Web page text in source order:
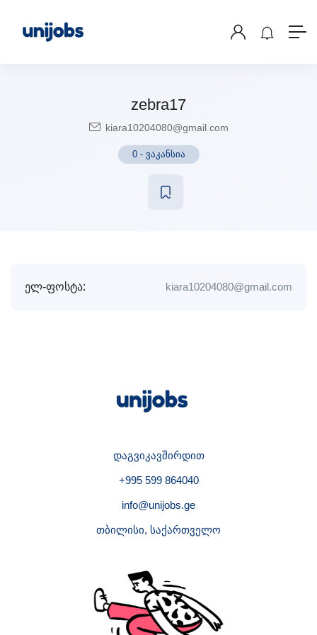
zebra17
kiara10204080@gmail.com
0- ვაკანსია
ელ-ფოსტა: kiara10204080@gmail.com
დაგვიკავშირდით
+995 599 864040
info@unijobs.ge
თბილისი, საქართველო